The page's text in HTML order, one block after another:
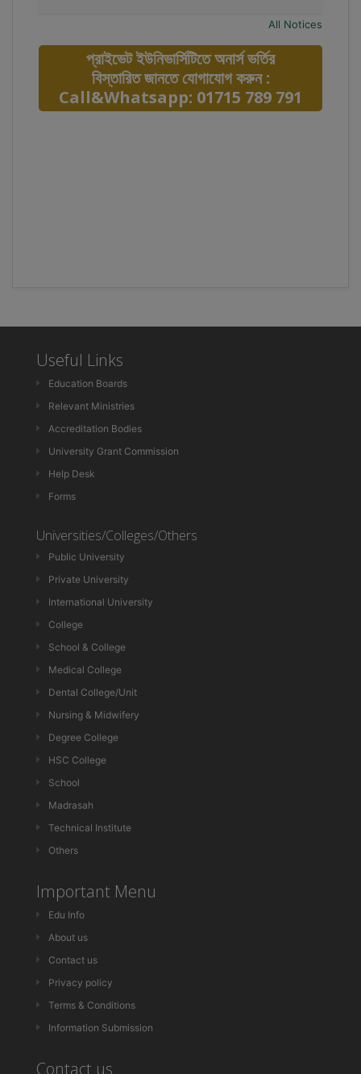
All Notices
প্রাইভেট ইউনিভার্সিটিতে অনার্স ভর্তির
বিস্তারিত জানতে যোগাযোগ করুন :
Call&Whatsapp: 01715 789 791
Useful Links
Education Boards
Relevant Ministries
Accreditation Bodies
University Grant Commission
Help Desk
Forms
Universities/Colleges/Others
Public University
Private University
International University
College
School & College
Medical College
Dental College/Unit
Nursing & Midwifery
Degree College
HSC College
School
Madrasah
Technical Institute
Others
Important Menu
Edu Info
About us
Contact us
Privacy policy
Terms & Conditions
Information Submission
Contact us